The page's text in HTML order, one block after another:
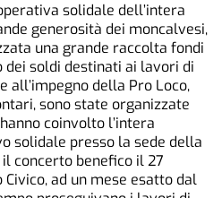
solidale dell’intera
generosità dei moncalvesi,
una grande raccolta fondi
soldi destinati ai lavori di
all’impegno della Pro Loco,
sono state organizzate
coinvolto l’intera
solidale presso la sede della
concerto benefico il 27
ad un mese esatto dal